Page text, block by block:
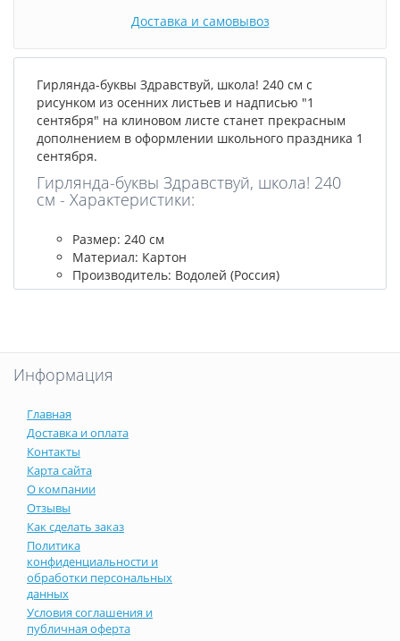
Доставка и самовывоз
Гирлянда-буквы Здравствуй, школа! 240 см с
рисунком из осенних листьев и надписью "1
сентября" на клиновом листе станет прекрасным
дополнением в оформлении школьного праздника 1
сентября.
Гирлянда-буквы Здравствуй, школа! 240
см - Характеристики:
Размер: 240 см
Материал: Картон
Производитель: Водолей (Россия)
Информация
Главная
Доставка и оплата
Контакты
Карта сайта
О компании
Отзывы
Как сделать заказ
Политика
конфиденциальности и
обработки персональных
данных
Условия соглашения и
публичная оферта